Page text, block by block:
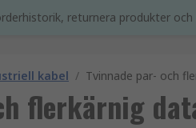
returnera produkter
kabel / Tvinnade par- och
flerkärnig